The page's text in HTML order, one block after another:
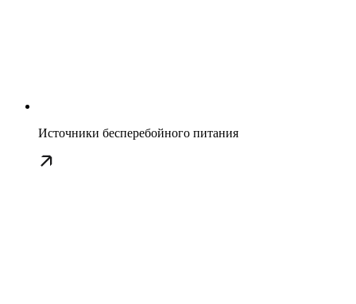
Источники бесперебойного питания